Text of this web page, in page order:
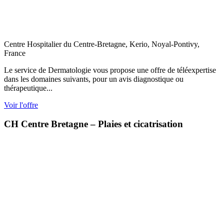
Centre Hospitalier du Centre-Bretagne, Kerio, Noyal-Pontivy,
France
Le service de Dermatologie vous propose une offre de téléexpertise
dans les domaines suivants, pour un avis diagnostique ou
thérapeutique...
Voir l'offre
CH Centre Bretagne – Plaies et cicatrisation